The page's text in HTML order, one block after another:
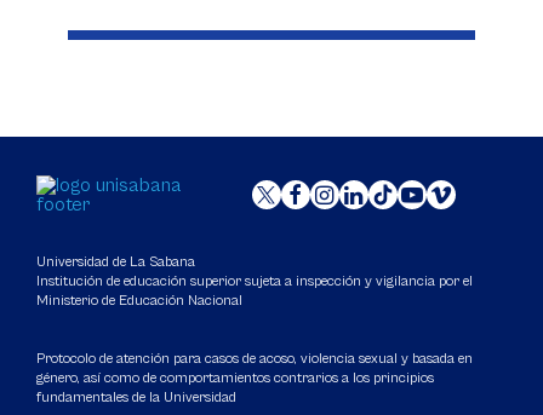
Universidad de La Sabana
Institución de educación superior sujeta a inspección y vigilancia por el
Ministerio de Educación Nacional
Protocolo de atención para casos de acoso, violencia sexual y basada en
género, así como de comportamientos contrarios a los principios
fundamentales de la Universidad